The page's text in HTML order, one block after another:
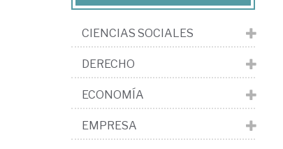
CIENCIAS SOCIALES
DERECHO
ECONOMÍA
EMPRESA